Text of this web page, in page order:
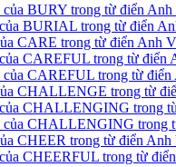
BURY trong từ điển Anh
BURIAL trong từ điển
CARE trong từ điển Anh
CAREFUL trong từ điển
CAREFUL trong từ điển
CHALLENGE trong từ
CHALLENGING trong
của CHALLENGING trong
CHEER trong từ điển Anh
CHEERFUL trong từ